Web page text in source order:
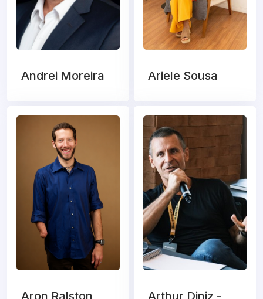
Andrei Moreira Ariele Sousa